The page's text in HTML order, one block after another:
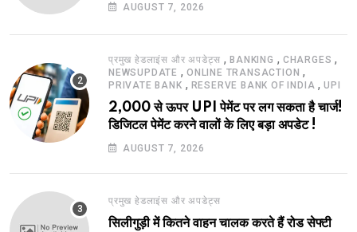
AUGUST 7, 2026
प्रमुख हेडलाइंस और अपडेट्स ,BANKING , CHARGES ,
NEWSUPDATE , ONLINE TRANSACTION ,
PRIVATE BANK , RESERVE BANK OF INDIA ,UPI
2,000 से ऊपर UPI पेमेंट पर लग सकता है चार्ज!
डिजिटल पेमेंट करने वालों के लिए बड़ा अपडेट !
AUGUST 7, 2026
प्रमुख हेडलाइंस और अपडेट्स
सिलीगुड़ी में कितने वाहन चालक करते हैं रोड सेफ्टी